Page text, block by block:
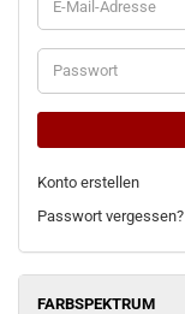
E-
Mail-
Adresse
Passwort
Konto erstellen
Passwort vergessen?
FARBSPEKTRUM
FARBSPEKTRUM